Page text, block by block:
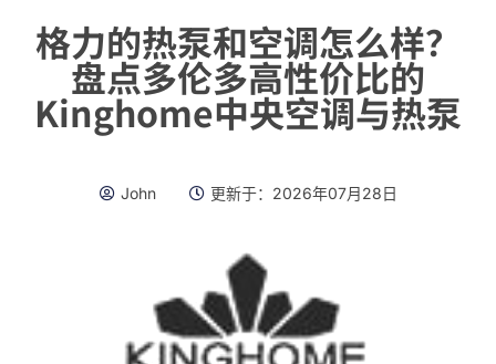
格力的热泵和空调怎么样？
盘点多伦多高性价比的
Kinghome中央空调与热泵
John 更新于： 2026年07月28日